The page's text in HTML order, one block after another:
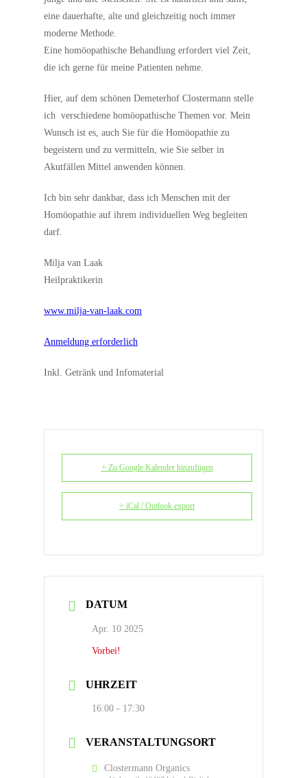
eine dauerhafte, alte und gleichzeitig noch immer
moderne Methode.
Eine homöopathische Behandlung erfordert viel Zeit,
die ich gerne für meine Patienten nehme.
Hier, auf dem schönen Demeterhof Clostermann stelle
ich verschiedene homöopathische Themen vor. Mein
Wunsch ist es, auch Sie für die Homöopathie zu
begeistern und zu vermitteln, wie Sie selber in
Akutfällen Mittel anwenden können.
Ich bin sehr dankbar, dass ich Menschen mit der
Homöopathie auf ihrem individuellen Weg begleiten
darf.
Milja van Laak
Heilpraktikerin
www.milja-van-laak.com
Anmeldung erforderlich
Inkl. Getränk und Infomaterial
+ Zu Google Kalender hinzufügen
+ iCal / Outlook export
DATUM
Apr. 10 2025
Vorbei!
UHRZEIT
16:00 - 17:30
VERANSTALTUNGSORT
Clostermann Organics